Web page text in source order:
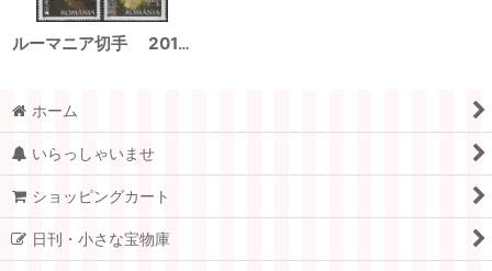
ルーマニア切手 2011年 C.E.P.T. 森林 アカシカ アカリス 2種
ホーム
いらっしゃいませ
ショッピングカート
日刊・小さな宝物庫